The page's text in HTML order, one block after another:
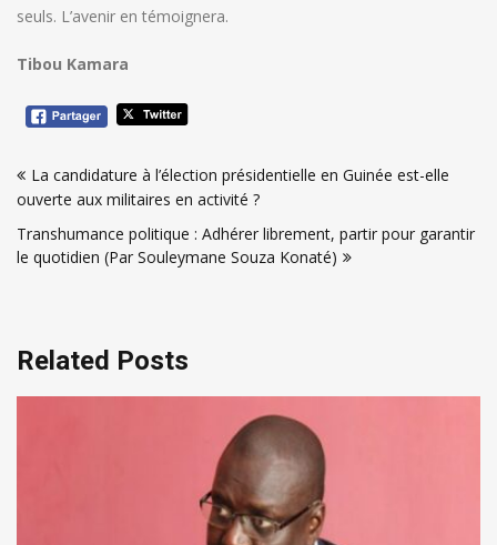
seuls. L’avenir en témoignera.
Tibou Kamara
de
l’article
La candidature à l’élection présidentielle en Guinée est-elle
ouverte aux militaires en activité ?
Transhumance politique : Adhérer librement, partir pour garantir
le quotidien (Par Souleymane Souza Konaté)
Related Posts